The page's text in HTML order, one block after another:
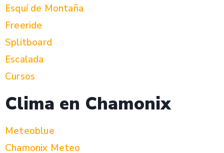
Esquí de Montaña
Freeride
Splitboard
Escalada
Cursos
Clima en Chamonix
Meteoblue
Chamonix Meteo